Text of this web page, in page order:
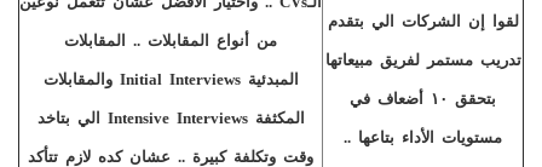
لقوا إن الشركات الي بتقدم
تدريب مستمر لفريق مبيعاتها
بتحقق ١٠ أضعاف في
مستويات الأداء بتاعها ..
من أنواع المقابلات .. المقابلات
المبدئية Initial Interviewsوالمقابلات
المكثفة Intensive Interviews الي بتاخد
وقت وتكلفة كبيرة .. عشان كده لازم تتأكد